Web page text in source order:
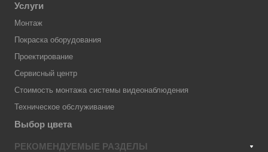
Услуги
Монтаж
Покраска оборудования
Проектирование
Сервисный центр
Стоимость монтажа системы видеонаблюдения
Техническое обслуживание
Выбор цвета
РЕКОМЕНДУЕМЫЕ РАЗДЕЛЫ